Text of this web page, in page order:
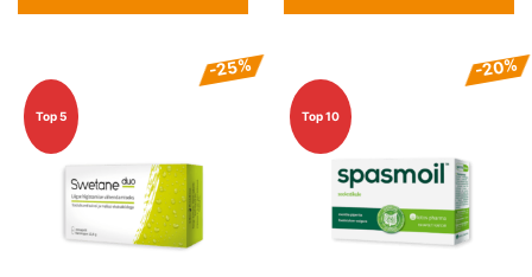
Top 5
-25%
Top 10
-20%